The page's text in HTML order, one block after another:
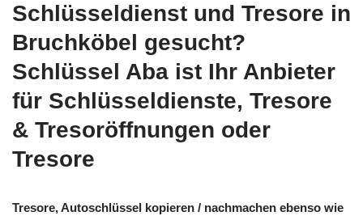
Schlüsseldienst und Tresore in
Bruchköbel gesucht?
Schlüssel Aba ist Ihr Anbieter
für Schlüsseldienste, Tresore
& Tresoröffnungen oder
Tresore
Tresore, Autoschlüssel kopieren / nachmachen ebenso wie